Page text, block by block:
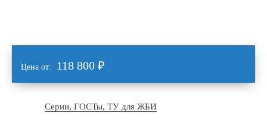
Цена от: 118 800 ₽
Серии, ГОСТы, ТУ для ЖБИ